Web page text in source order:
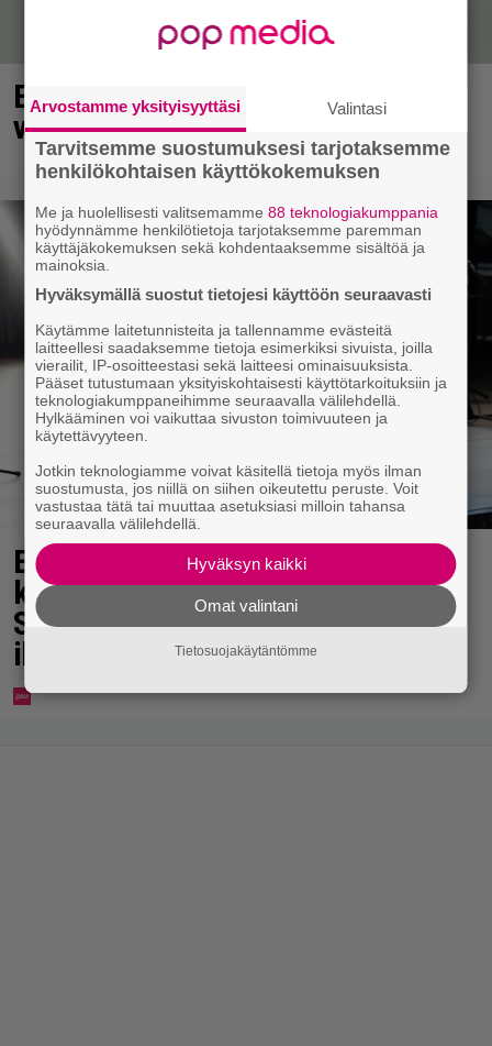
Elämäni biisin Katja Ståhlin roisi
vitsi suututti somen välittömästi
Eppu Normaalin jäähyväiset
koskettivat myös presidenttiä –
Stubbin sydämelliset kiitokset
ihastuttavat
Arvostamme yksityisyyttäsi Valintasi
Tarvitsemme suostumuksesi tarjotaksemme
henkilökohtaisen käyttökokemuksen
Me ja huolellisesti valitsemamme88 teknologiakumppania
hyödynnämme henkilötietoja tarjotaksemme paremman
käyttäjäkokemuksen sekä kohdentaaksemme sisältöä ja
mainoksia.
Hyväksymällä suostut tietojesi käyttöön seuraavasti
Käytämme laitetunnisteita ja tallennamme evästeitä
laitteellesi saadaksemme tietoja esimerkiksi sivuista, joilla
vierailit, IP-osoitteestasi sekä laitteesi ominaisuuksista.
Pääset tutustumaan yksityiskohtaisesti käyttötarkoituksiin ja
teknologiakumppaneihimme seuraavalla välilehdellä.
Hylkääminen voi vaikuttaa sivuston toimivuuteen ja
käytettävyyteen.
Jotkin teknologiamme voivat käsitellä tietoja myös ilman
suostumusta, jos niillä on siihen oikeutettu peruste. Voit
vastustaa tätä tai muuttaa asetuksiasi milloin tahansa
seuraavalla välilehdellä.
Hyväksyn kaikki
Omat valintani
Tietosuojakäytäntömme